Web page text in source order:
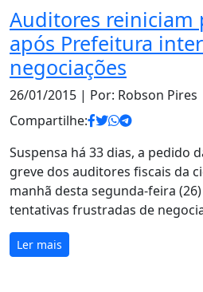
Auditores reiniciam
após Prefeitura
negociações
26/01/2015 | Por: Robson Pires
Compartilhe:
Suspensa há 33 dias, a pedido
greve dos auditores fiscais da
manhã desta segunda-feira
tentativas frustradas de
Ler mais